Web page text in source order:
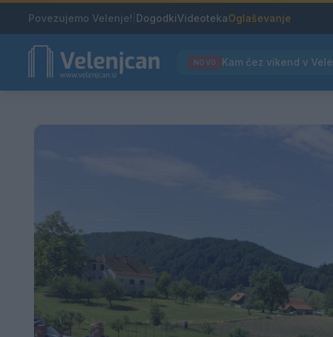
Povezujemo Velenje! DogodkiVideotekaOglaševanje
NOVO